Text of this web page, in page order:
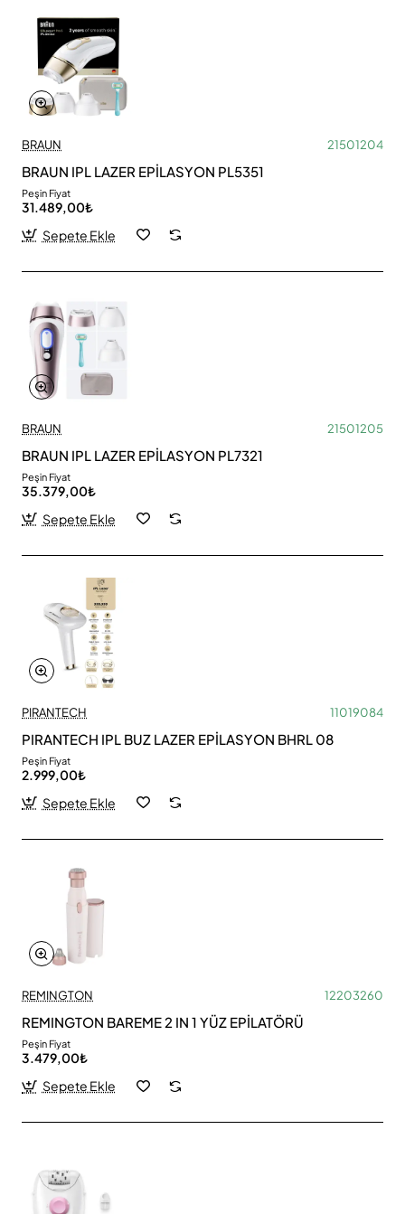
BRAUN 21501204
BRAUN IPL LAZER EPİLASYON PL5351
Peşin Fiyat
31.489,00₺
Sepete Ekle
BRAUN 21501205
BRAUN IPL LAZER EPİLASYON PL7321
Peşin Fiyat
35.379,00₺
Sepete Ekle
PIRANTECH 11019084
PIRANTECH IPL BUZ LAZER EPİLASYON BHRL 08
Peşin Fiyat
2.999,00₺
Sepete Ekle
REMINGTON 12203260
REMINGTON BAREME 2 IN 1 YÜZ EPİLATÖRÜ
Peşin Fiyat
3.479,00₺
Sepete Ekle